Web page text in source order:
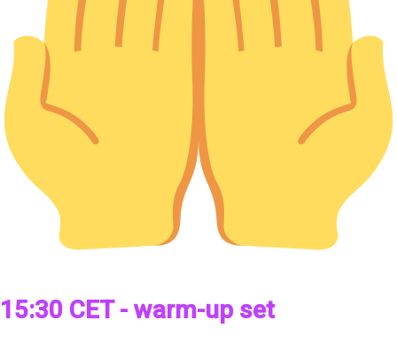
15:30 CET - warm-up set